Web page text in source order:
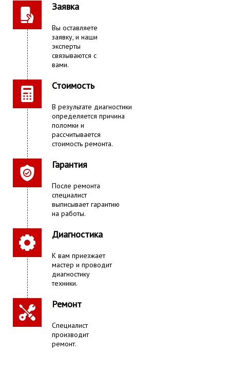
Заявка
Вы оставляете
заявку, и наши
эксперты
связываются с
вами.
Стоимость
В результате диагностики
определяется причина
поломки и
рассчитывается
стоимость ремонта.
Гарантия
После ремонта
специалист
выписывает гарантию
на работы.
Диагностика
К вам приезжает
мастер и проводит
диагностику
техники.
Ремонт
Специалист
производит
ремонт.